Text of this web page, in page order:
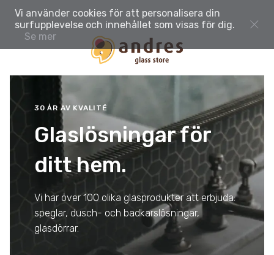
30 ÅR AV KVALITÉ
Glaslösningar för
ditt hem.
Vi har över 100 olika glasprodukter att erbjuda:
speglar, dusch- och badkarslösningar,
glasdörrar.
Vi använder cookies för att personalisera din
surfupplevelse och innehållet som visas för dig.
Se mer